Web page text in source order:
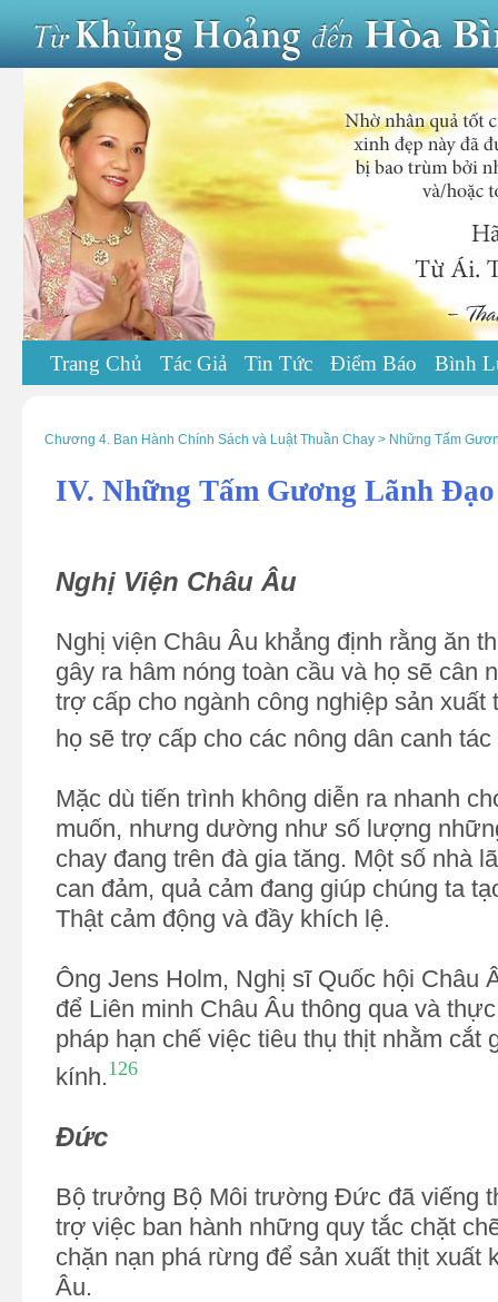
Trang Chủ Tác Giả Tin Tức Điểm Báo Bình
Chương 4. Ban Hành Chính Sách và Luật Thuần Chay > Những Tấm
IV. Những Tấm Gương Lãnh
Nghị Viện Châu Âu
Nghị viện Châu Âu khẳng định rằng ăn
gây ra hâm nóng toàn cầu và họ sẽ cân
trợ cấp cho ngành công nghiệp sản xuất
họ sẽ trợ cấp cho các nông dân canh
Mặc dù tiến trình không diễn ra nhanh
muốn, nhưng dường như số lượng
chay đang trên đà gia tăng. Một số nhà
can đảm, quả cảm đang giúp chúng ta
Thật cảm động và đầy khích lệ.
Ông Jens Holm, Nghị sĩ Quốc hội Châu
để Liên minh Châu Âu thông qua và
pháp hạn chế việc tiêu thụ thịt nhằm cắt
kính.126
Đức
Bộ trưởng Bộ Môi trường Đức đã viếng
trợ việc ban hành những quy tắc chặt
chặn nạn phá rừng để sản xuất thịt xuất
Âu.